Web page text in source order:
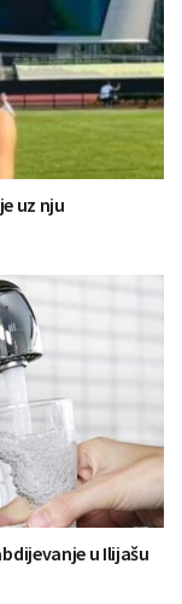
uz nju
u Ilijašu